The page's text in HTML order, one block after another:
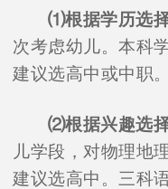
⑴根据学历选择
次考虑幼儿。本科
建议选高中或中职。
⑵根据兴趣选择
儿学段，对物理地
建议选高中。三科